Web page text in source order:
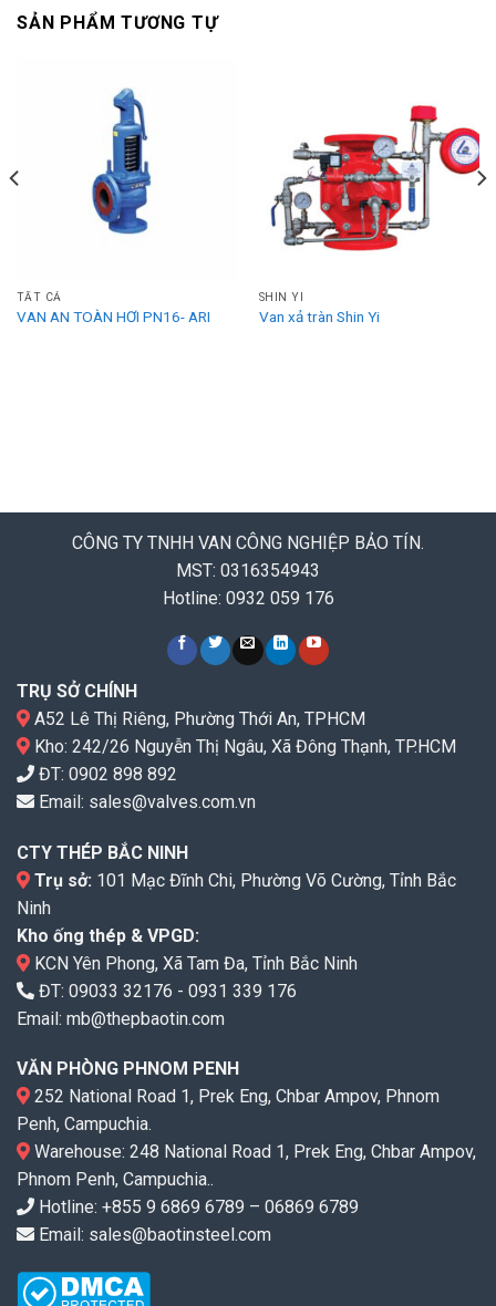
SẢN PHẨM TƯƠNG TỰ
TẤT CẢ
VAN AN TOÀN HƠI PN16- ARI
SHIN YI
Van xả tràn Shin Yi
CÔNG TY TNHH VAN CÔNG NGHIỆP BẢO TÍN.
MST: 0316354943
Hotline: 0932 059 176
TRỤ SỞ CHÍNH
A52 Lê Thị Riêng, Phường Thới An, TPHCM
Kho: 242/26 Nguyễn Thị Ngâu, Xã Đông Thạnh, TP.HCM
ĐT: 0902 898 892
Email: sales@valves.com.vn
CTY THÉP BẮC NINH
Trụ sở: 101 Mạc Đĩnh Chi, Phường Võ Cường, Tỉnh Bắc
Ninh
Kho ống thép & VPGD:
KCN Yên Phong, Xã Tam Đa, Tỉnh Bắc Ninh
ĐT: 09033 32176 - 0931 339 176
Email: mb@thepbaotin.com
VĂN PHÒNG PHNOM PENH
252 National Road 1, Prek Eng, Chbar Ampov, Phnom
Penh, Campuchia.
Warehouse: 248 National Road 1, Prek Eng, Chbar Ampov,
Phnom Penh, Campuchia..
Hotline: +855 9 6869 6789 – 06869 6789
Email: sales@baotinsteel.com